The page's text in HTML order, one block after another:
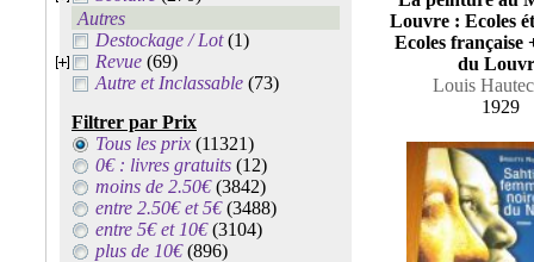
Autres
Destockage / Lot(1)
Revue (69)
Autre et Inclassable (73)
Filtrer par Prix
Tous les prix (11321)
0€ : livres gratuits (12)
moins de 2.50€(3842)
entre 2.50€ et 5€(3488)
entre 5€ et 10€(3104)
plus de 10€(896)
Louvre : Ecoles
Ecoles française
du
Louis
1929